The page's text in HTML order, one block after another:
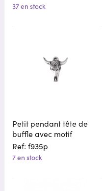
37 en stock
Petit pendant tête de
buffle avec motif
Ref: f935p
7 en stock